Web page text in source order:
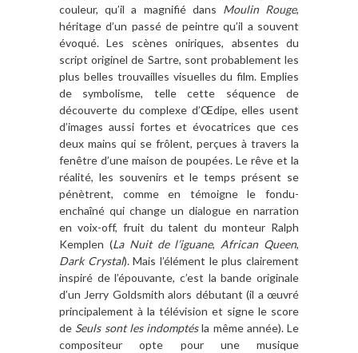
couleur, qu’il a magnifié dans Moulin Rouge,
héritage d’un passé de peintre qu’il a souvent
évoqué. Les scènes oniriques, absentes du
script originel de Sartre, sont probablement les
plus belles trouvailles visuelles dufilm. Emplies
de symbolisme, telle cette séquence de
découverte du complexe d’Œdipe, elles usent
d’images aussi fortes et évocatrices que ces
deux mains qui se frôlent, perçues à travers la
fenêtre d’une maison de poupées. Le rêve et la
réalité, les souvenirs et le temps présent se
pénètrent, comme en témoigne le fondu-
enchaîné qui change un dialogue en narration
en voix-off, fruit du talent du monteur Ralph
Kemplen (La Nuit de l’iguane, African Queen,
Dark Crystal). Mais l’élément le plus clairement
inspiré de l’épouvante, c’est la bande originale
d’un Jerry Goldsmith alors débutant (il a œuvré
principalement à la télévision et signe le score
de Seuls sont les indomptésla même année). Le
compositeur opte pour une musique